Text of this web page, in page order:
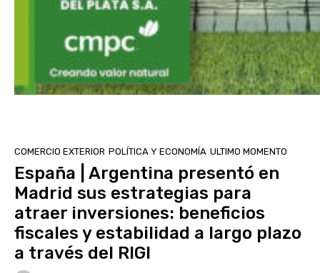
COMERCIO EXTERIOR POLÍTICA Y ECONOMÍA ULTIMO MOMENTO
España | Argentina presentó en
Madrid sus estrategias para
atraer inversiones: beneficios
fiscales y estabilidad a largo plazo
a través del RIGI